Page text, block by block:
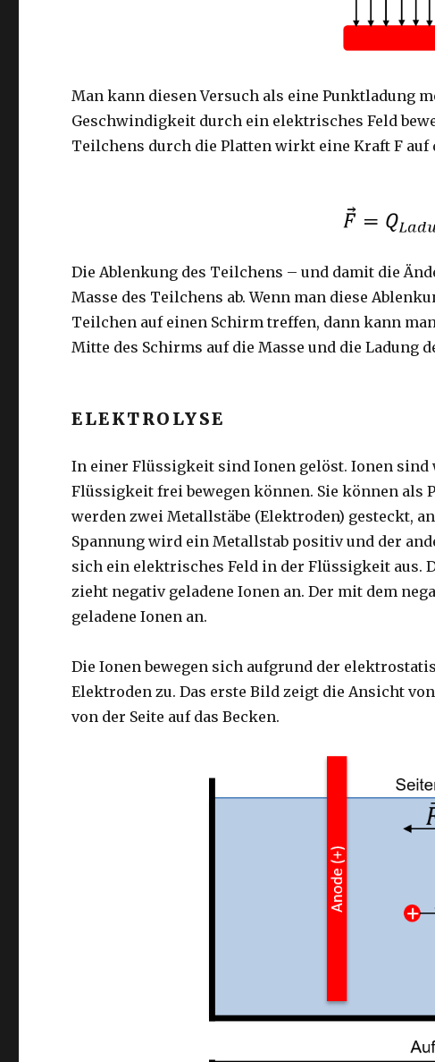
Man kann diesen Versuch als eine Punktladung
Geschwindigkeit durch ein elektrisches Feld
Teilchens durch die Platten wirkt eine Kraft F auf
Die Ablenkung des Teilchens – und damit die
Masse des Teilchens ab. Wenn man diese
Teilchen auf einen Schirm treffen, dann kann
Mitte des Schirms auf die Masse und die Ladung
ELEKTROLYSE
In einer Flüssigkeit sind Ionen gelöst. Ionen
Flüssigkeit frei bewegen können. Sie können
werden zwei Metallstäbe (Elektroden) gesteckt,
Spannung wird ein Metallstab positiv und der
sich ein elektrisches Feld in der Flüssigkeit aus.
zieht negativ geladene Ionen an. Der mit dem
geladene Ionen an.
Die Ionen bewegen sich aufgrund der
Elektroden zu. Das erste Bild zeigt die Ansicht
von der Seite auf das Becken.